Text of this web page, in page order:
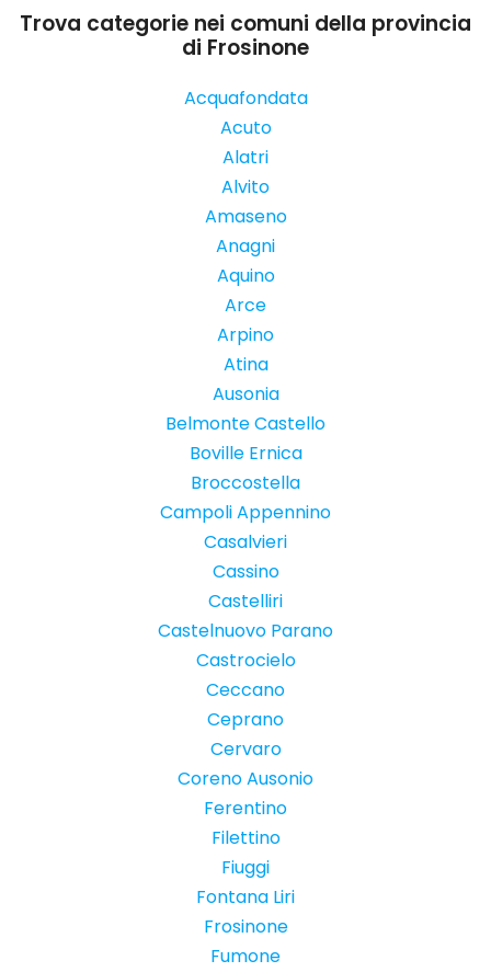
Trova categorie nei comuni della provincia
di Frosinone
Acquafondata
Acuto
Alatri
Alvito
Amaseno
Anagni
Aquino
Arce
Arpino
Atina
Ausonia
Belmonte Castello
Boville Ernica
Broccostella
Campoli Appennino
Casalvieri
Cassino
Castelliri
Castelnuovo Parano
Castrocielo
Ceccano
Ceprano
Cervaro
Coreno Ausonio
Ferentino
Filettino
Fiuggi
Fontana Liri
Frosinone
Fumone